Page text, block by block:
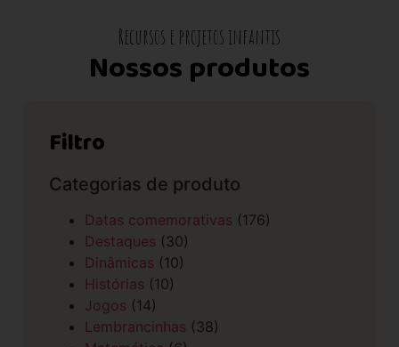
Recursos e projetos infantis
Nossos produtos
Filtro
Categorias de produto
Datas comemorativas (176)
Destaques (30)
Dinâmicas (10)
Histórias (10)
Jogos (14)
Lembrancinhas (38)